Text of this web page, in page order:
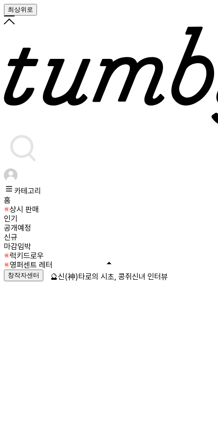
최상위로
카테고리
홈
상시 판매
인기
공개예정
신규
마감임박
럭키드로우
영퍼센트 레터
창작자센터 🔮신(神)타로의 시초, 콩쥐신녀 인터뷰